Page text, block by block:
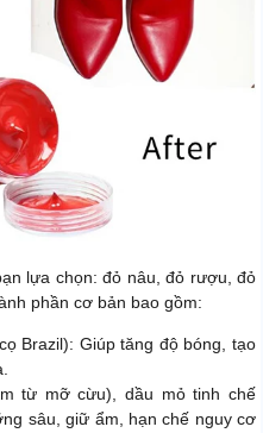
lựa chọn: đỏ nâu, đỏ rượu, đỏ
phần cơ bản bao gồm:
Brazil): Giúp tăng độ bóng, tạo
từ mỡ cừu), dầu mỏ tinh chế
sâu, giữ ẩm, hạn chế nguy cơ